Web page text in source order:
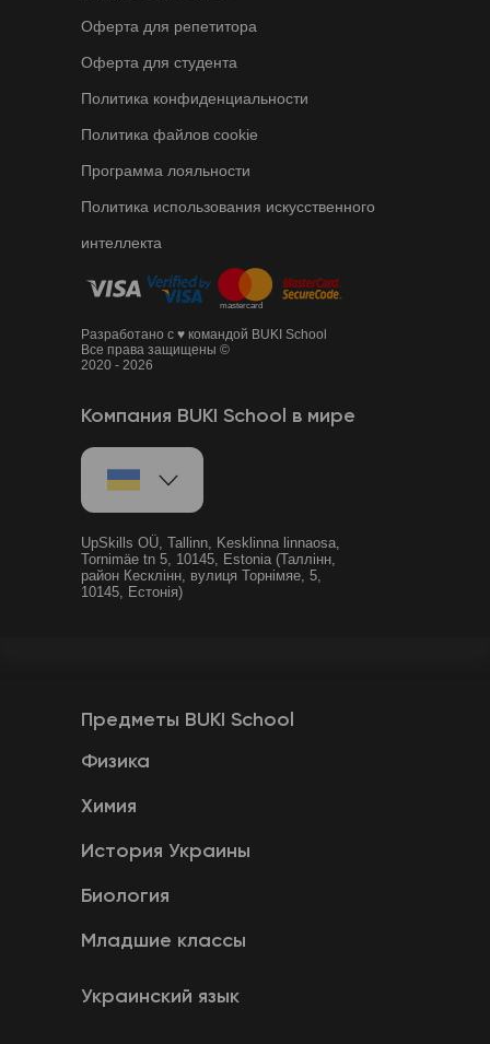
Оферта для репетитора
Оферта для студента
Политика конфиденциальности
Политика файлов cookie
Программа лояльности
Политика использования искусственного
интеллекта
Разработано с ♥ командой BUKI School
Все права защищены ©
2020 - 2026
Компания BUKI School в мире
UpSkills OÜ, Tallinn, Kesklinna linnaosa,
Tornimäe tn 5, 10145, Estonia (Таллінн,
район Кесклінн, вулиця Торнімяе, 5,
10145, Естонія)
Предметы BUKI School
Физика
Химия
История Украины
Биология
Младшие классы
Украинский язык